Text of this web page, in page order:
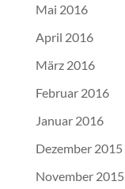
Mai 2016
April 2016
März 2016
Februar 2016
Januar 2016
Dezember 2015
November 2015